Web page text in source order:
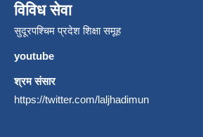
विविध सेवा
सुदूरपश्चिम प्रदेश शिक्षा समूह
youtube
श्रम संसार
https://twitter.com/laljhadimun